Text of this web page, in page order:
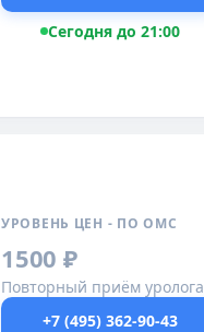
Сегодня до 21:00
УРОВЕНЬ ЦЕН - ПО ОМС
1500 ₽
Повторный приём уролога
+7 (495) 362-90-43